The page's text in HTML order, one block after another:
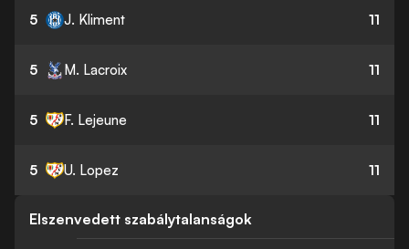
5 J. Kliment 11
5 M. Lacroix 11
5 F. Lejeune 11
5 U. Lopez 11
Elszenvedett szabálytalanságok